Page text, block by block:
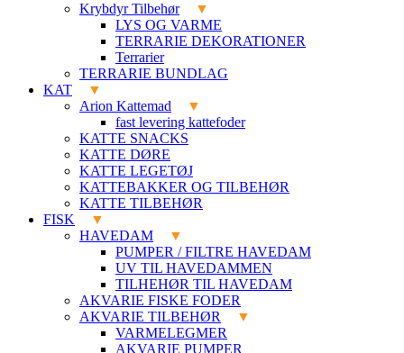
Krybdyr Tilbehør
LYS OG VARME
TERRARIE DEKORATIONER
Terrarier
TERRARIE BUNDLAG
KAT
Arion Kattemad
fast levering kattefoder
KATTE SNACKS
KATTE DØRE
KATTE LEGETØJ
KATTEBAKKER OG TILBEHØR
KATTE TILBEHØR
FISK
HAVEDAM
PUMPER / FILTRE HAVEDAM
UV TIL HAVEDAMMEN
TILHEHØR TIL HAVEDAM
AKVARIE FISKE FODER
AKVARIE TILBEHØR
VARMELEGMER
AKVARIE PUMPER